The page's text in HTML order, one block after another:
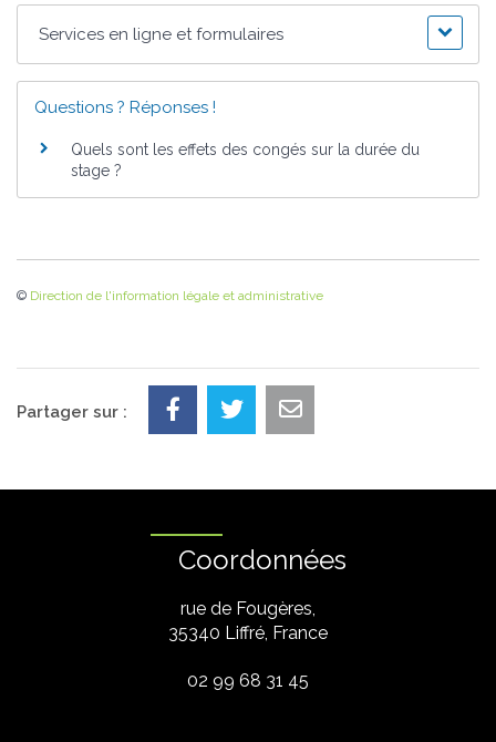
Services en ligne et formulaires
Questions ? Réponses !
Quels sont les effets des congés sur la durée du
stage ?
© Direction de l'information légale et administrative
Partager sur :
Coordonnées
rue de Fougères,
35340 Liffré, France
02 99 68 31 45